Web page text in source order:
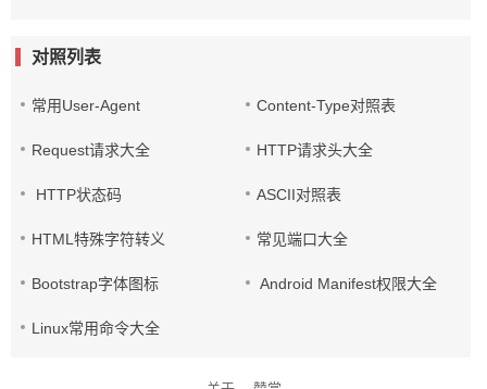
对照列表
常用User-Agent Content-Type对照表
Request请求大全 HTTP请求头大全
HTTP状态码 ASCII对照表
HTML特殊字符转义 常见端口大全
Bootstrap字体图标 Android Manifest权限大全
Linux常用命令大全